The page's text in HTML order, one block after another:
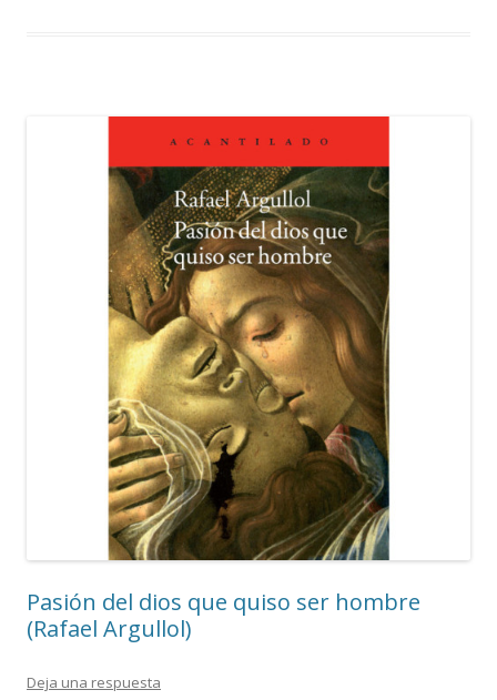
Pasión del dios que quiso ser hombre
(Rafael Argullol)
Deja una respuesta